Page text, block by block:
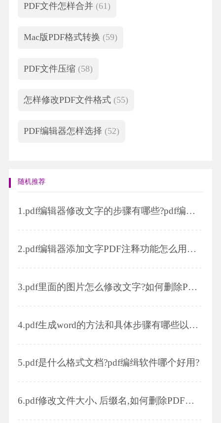
PDF文件怎样合并 (61)
Mac版PDF格式转换 (59)
PDF文件压缩 (58)
怎样修改PDF文件格式 (55)
PDF编辑器怎样选择 (52)
随机推荐
1.pdf编辑器修改文字的步骤有哪些?pdf编辑器修改文件图片的步骤有哪些?
2.pdf编辑器添加文字PDF注释功能怎么用才更高效?
3.pdf里面的图片怎么修改文字?如何删除PDF文档中的图片?
4.pdf生成word的方法和具体步骤有哪些以及在转换时需要注意什么
5.pdf是什么格式文档?pdf编缉软件哪个好用?
6.pdf修改文件大小､后缀名,如何删除PDF其中几页